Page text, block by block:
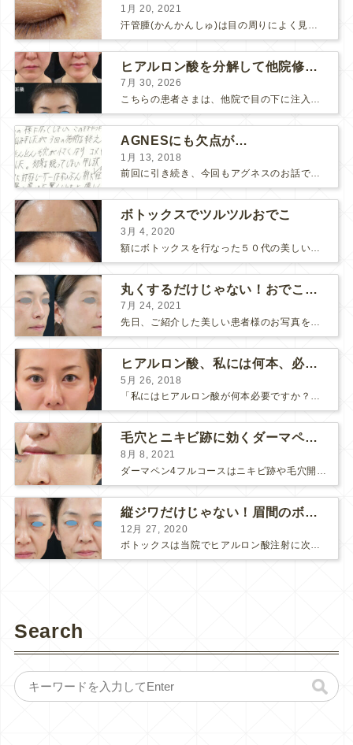
1月 20, 2021
ヒアルロン酸を分解して他院修正（目の下のチンダル現象とその補正）
7月 30, 2026
こちらの患者さまは、他院で目の下に注入したヒアルロン酸がチンダル現象を起こしていたため、 ヒアルロン酸を分解する薬（ヒアルロニダーゼ）で分解してから 改めてヒアルロン酸を入れ直しました。 ...
AGNESにも欠点が…
1月 13, 2018
前回に引き続き、今回もアグネスのお話です。 AGNESはとっても良い治療である一方、 欠点もいくつかありますので、そちらもお話ししておきますね。 AGNESの欠点 1. ダウンタイム A...
ボトックスでツルツルおでこ
3月 4, 2020
丸くするだけじゃない！おでこのヒアルロン酸注射
7月 24, 2021
先日、ご紹介した美しい患者様のお写真を使わせていただいて、おでこのヒアルロン酸注射について説明します。 （≫ 写真の患者様の経過はこちら『２年間で若返って綺麗になられた患者様』） なぜおでこに...
ヒアルロン酸、私には何本、必要ですか？
5月 26, 2018
「私にはヒアルロン酸が何本必要ですか？」 診察の時によく聞かれますが、なかなか難しい質問です。 どこまでこだわってキレイにしたいかによって 使うヒアルロン酸の量が変わるからです。 前回もご紹介させ...
毛穴とニキビ跡に効くダーマペン４フルコース
8月 8, 2021
ダーマペン4フルコースはニキビ跡や毛穴開きで悩まれている方に自信を持ってお勧めできる美肌治療です。 ↑ ダーマペン4フルコースを4回行いました。 ニキビ跡と毛穴開きが改善して肌のキメが整いまし...
縦ジワだけじゃない！眉間のボトックス注射
12月 27, 2020
ボトックスは当院でヒアルロン酸注射に次いで人気のある治療です。 私自身、美容治療が制限されていた妊娠・授乳中に一番やりたかったのはボトックスで、 「ボトックスが世の中から無くなったら困る！」と...
Search